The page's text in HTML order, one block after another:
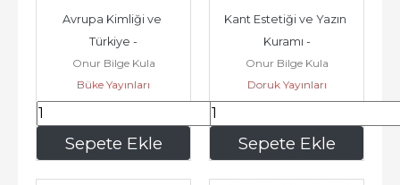
Sepete Ekle
Avrupa Kimliği ve
Türkiye -
Onur Bilge Kula
Büke Yayınları
456,00 Sepete Ekle
Kant Estetiği ve Yazın
Kuramı -
Onur Bilge Kula
Doruk Yayınları
154,00